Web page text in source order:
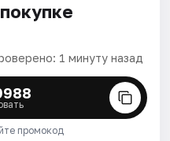
1 минуту назад
промокод